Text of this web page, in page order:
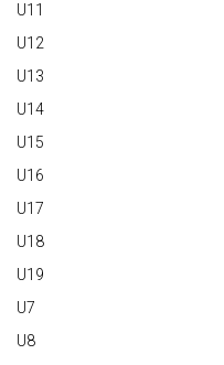
U11
U12
U13
U14
U15
U16
U17
U18
U19
U7
U8